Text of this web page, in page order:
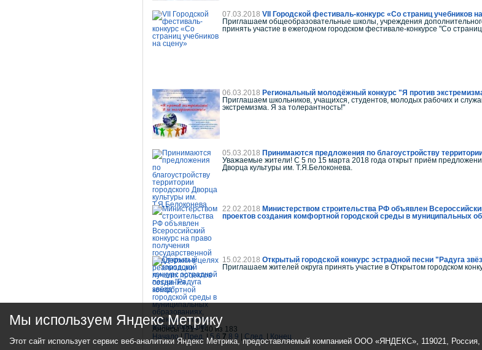
07.03.2018 VII Городской фестиваль-конкурс «Со страниц учебников
Приглашаем общеобразовательные школы, учреждения
принять участие в ежегодном городском фестивале-конкурсе "Со
06.03.2018 Региональный молодёжный конкурс "Я против
Приглашаем школьников, учащихся, студентов, молодых рабочих и
экстремизма. Я за толерантность!"
05.03.2018 Принимаются предложения по благоустройству
Уважаемые жители! С 5 по 15 марта 2018 года открыт приём
Дворца культуры им. Т.Я.Белоконева.
22.02.2018 Министерством строительства РФ объявлен
проектов создания комфортной городской среды в муниципальных
15.02.2018 Открытый городской конкурс эстрадной песни "Радуга
Приглашаем жителей округа принять участие в Открытом городском
Анонсы 121 - 140 из 183
Начало| Пред. | 5 6 7 8 9 След. Конец
Мы используем Яндекс Метрику
Этот сайт использует сервис веб-аналитики Яндекс Метрика, предоставляемый компанией ООО «ЯНДЕКС», 119021,